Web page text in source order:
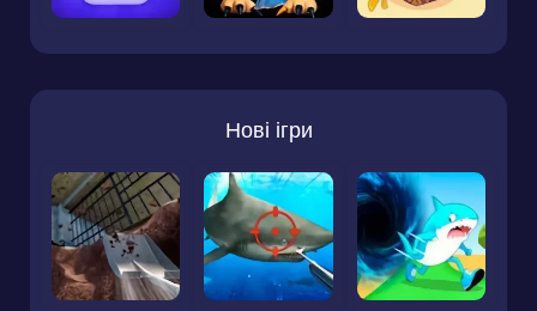
Нові ігри